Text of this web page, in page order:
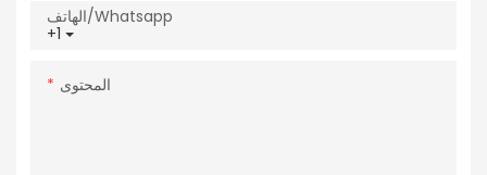
+1
الهاتف/whatsapp
المحتوى